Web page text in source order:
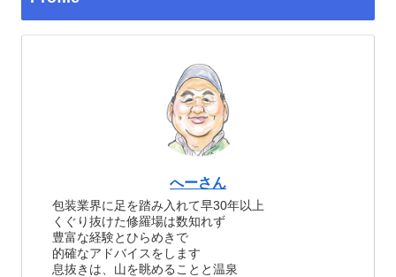
へーさん
包装業界に足を踏み入れて早30年以上
くぐり抜けた修羅場は数知れず
豊富な経験とひらめきで
的確なアドバイスをします
息抜きは、山を眺めることと温泉